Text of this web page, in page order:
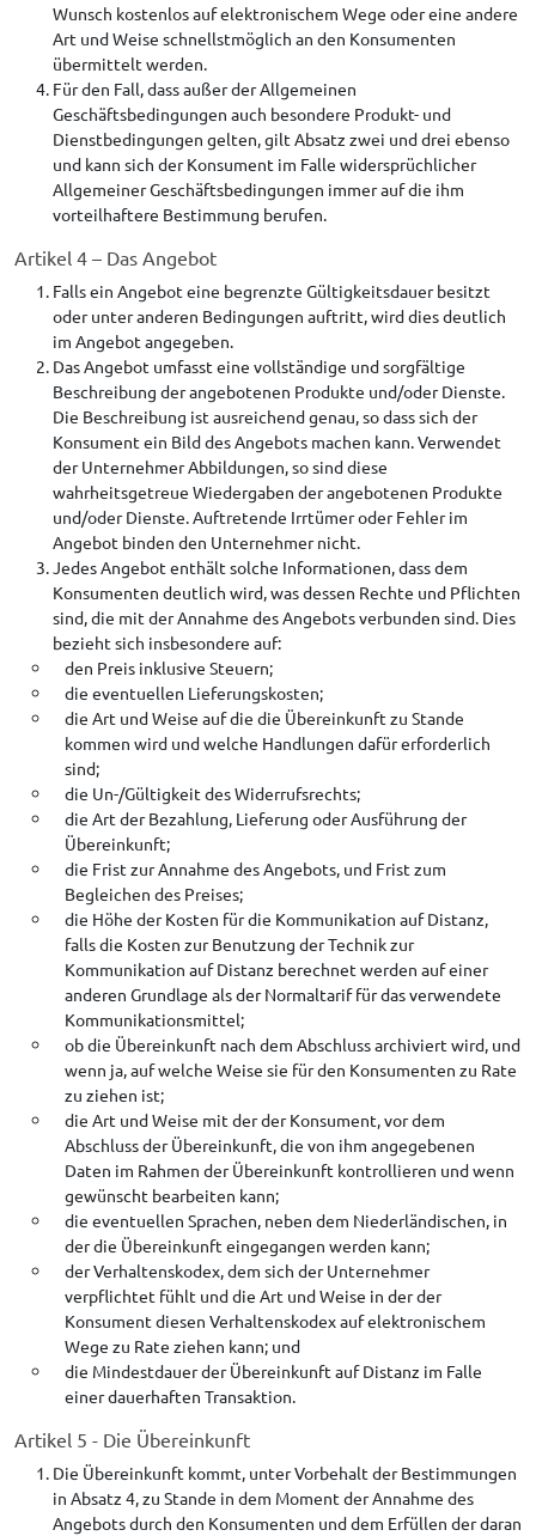
Wunsch kostenlos auf elektronischem Wege oder eine andere
Art und Weise schnellstmöglich an den Konsumenten
übermittelt werden.
Für den Fall, dass außer der Allgemeinen
Geschäftsbedingungen auch besondere Produkt- und
Dienstbedingungen gelten, gilt Absatz zwei und drei ebenso
und kann sich der Konsument im Falle widersprüchlicher
Allgemeiner Geschäftsbedingungen immer auf die ihm
vorteilhaftere Bestimmung berufen.
Artikel 4 – Das Angebot
Falls ein Angebot eine begrenzte Gültigkeitsdauer besitzt
oder unter anderen Bedingungen auftritt, wird dies deutlich
im Angebot angegeben.
Das Angebot umfasst eine vollständige und sorgfältige
Beschreibung der angebotenen Produkte und/oder Dienste.
Die Beschreibung ist ausreichend genau, so dass sich der
Konsument ein Bild des Angebots machen kann. Verwendet
der Unternehmer Abbildungen, so sind diese
wahrheitsgetreue Wiedergaben der angebotenen Produkte
und/oder Dienste. Auftretende Irrtümer oder Fehler im
Angebot binden den Unternehmer nicht.
Jedes Angebot enthält solche Informationen, dass dem
Konsumenten deutlich wird, was dessen Rechte und Pflichten
sind, die mit der Annahme des Angebots verbunden sind. Dies
bezieht sich insbesondere auf:
den Preis inklusive Steuern;
die eventuellen Lieferungskosten;
die Art und Weise auf die die Übereinkunft zu Stande
kommen wird und welche Handlungen dafür erforderlich
sind;
die Un-/Gültigkeit des Widerrufsrechts;
die Art der Bezahlung, Lieferung oder Ausführung der
Übereinkunft;
die Frist zur Annahme des Angebots, und Frist zum
Begleichen des Preises;
die Höhe der Kosten für die Kommunikation auf Distanz,
falls die Kosten zur Benutzung der Technik zur
Kommunikation auf Distanz berechnet werden auf einer
anderen Grundlage als der Normaltarif für das verwendete
Kommunikationsmittel;
ob die Übereinkunft nach dem Abschluss archiviert wird, und
wenn ja, auf welche Weise sie für den Konsumenten zu Rate
zu ziehen ist;
die Art und Weise mit der der Konsument, vor dem
Abschluss der Übereinkunft, die von ihm angegebenen
Daten im Rahmen der Übereinkunft kontrollieren und wenn
gewünscht bearbeiten kann;
die eventuellen Sprachen, neben dem Niederländischen, in
der die Übereinkunft eingegangen werden kann;
der Verhaltenskodex, dem sich der Unternehmer
verpflichtet fühlt und die Art und Weise in der der
Konsument diesen Verhaltenskodex auf elektronischem
Wege zu Rate ziehen kann; und
die Mindestdauer der Übereinkunft auf Distanz im Falle
einer dauerhaften Transaktion.
Artikel 5 - Die Übereinkunft
Die Übereinkunft kommt, unter Vorbehalt der Bestimmungen
in Absatz 4, zu Stande in dem Moment der Annahme des
Angebots durch den Konsumenten und dem Erfüllen der daran